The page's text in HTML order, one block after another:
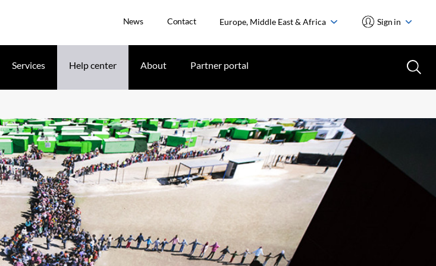
News Contact Europe, Middle East & Africa Sign in
Services Help center About Partner portal